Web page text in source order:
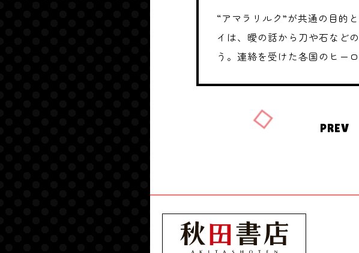
“アマラリルク”が共通の目的
イは、曖の話から刀や石など
う。連絡を受けた各国のヒー
PREV